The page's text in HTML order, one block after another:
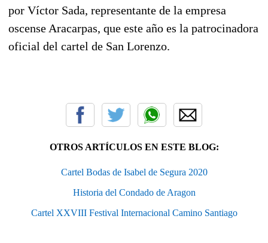
por Víctor Sada, representante de la empresa
oscense Aracarpas, que este año es la patrocinadora
oficial del cartel de San Lorenzo.
OTROS ARTÍCULOS EN ESTE BLOG:
Cartel Bodas de Isabel de Segura 2020
Historia del Condado de Aragon
Cartel XXVIII Festival Internacional Camino Santiago